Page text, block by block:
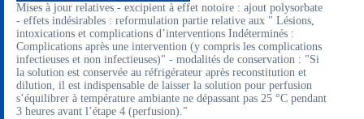
Mises à jour relatives - excipient à effet notoire : ajout polysorbate
- effets indésirables : reformulation partie relative aux " Lésions,
intoxications et complications d’interventions Indéterminés :
Complications après une intervention (y compris les complications
infectieuses et non infectieuses)" - modalités de conservation : "Si
la solution est conservée au réfrigérateur après reconstitution et
dilution, il est indispensable de laisser la solution pour perfusion
s’équilibrer à température ambiante ne dépassant pas 25 °C pendant
3 heures avant l’étape 4 (perfusion)."